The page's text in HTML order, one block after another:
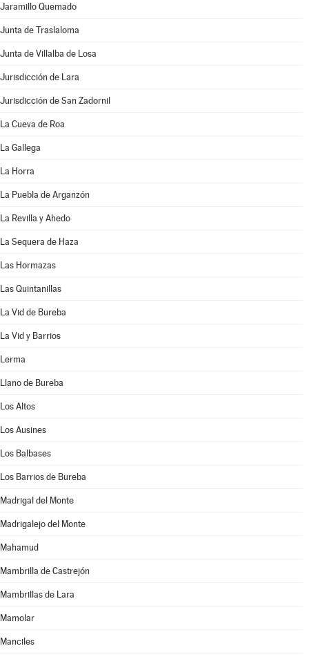
Jaramillo Quemado
Junta de Traslaloma
Junta de Villalba de Losa
Jurisdicción de Lara
Jurisdicción de San Zadornil
La Cueva de Roa
La Gallega
La Horra
La Puebla de Arganzón
La Revilla y Ahedo
La Sequera de Haza
Las Hormazas
Las Quintanillas
La Vid de Bureba
La Vid y Barrios
Lerma
Llano de Bureba
Los Altos
Los Ausines
Los Balbases
Los Barrios de Bureba
Madrigal del Monte
Madrigalejo del Monte
Mahamud
Mambrilla de Castrejón
Mambrillas de Lara
Mamolar
Manciles